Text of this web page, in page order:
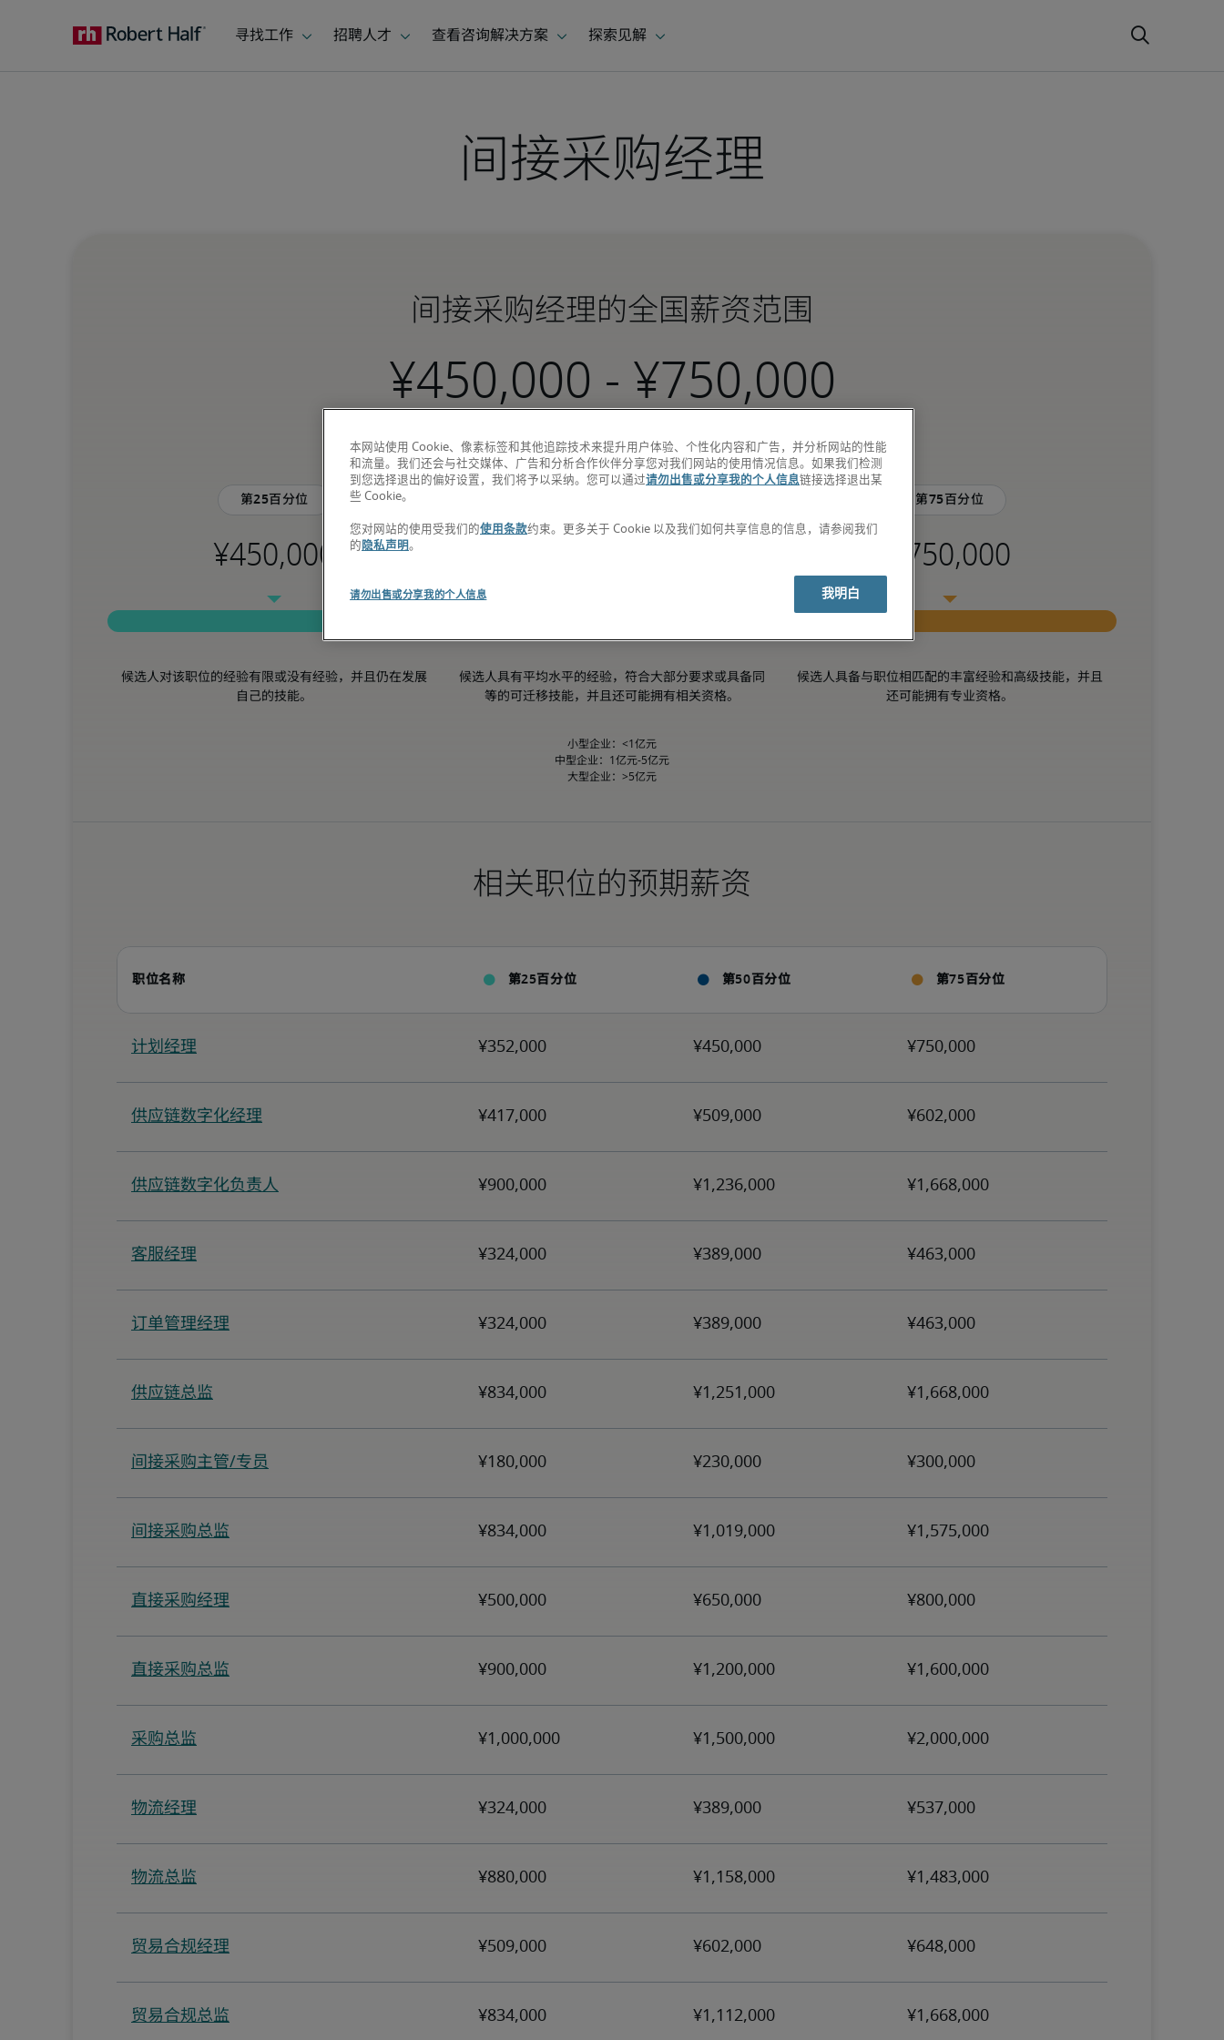
间接采购经理
间接采购经理的全国薪资范围
-
第25百分位
候选人对该职位的经验有限或没有经验，并且仍在发展
自己的技能。
候选人具有平均水平的经验，符合大部分要求或具备同
等的可迁移技能，并且还可能拥有相关资格。
第75百分位
候选人具备与职位相匹配的丰富经验和高级技能，并且
还可能拥有专业资格。
小型企业：<1亿元
中型企业：1亿元-5亿元
大型企业：>5亿元
相关职位的预期薪资
本网站使用 Cookie、像素标签和其他追踪技术来提升用户体验、个性化内容和广告，并分析网站的性能
和流量。我们还会与社交媒体、广告和分析合作伙伴分享您对我们网站的使用情况信息。如果我们检测
到您选择退出的偏好设置，我们将予以采纳。您可以通过请勿出售或分享我的个人信息链接选择退出某
些 Cookie。
您对网站的使用受我们的使用条款约束。更多关于 Cookie 以及我们如何共享信息的信息，请参阅我们
的 隐私声明。
请勿出售或分享我的个人信息 我明白